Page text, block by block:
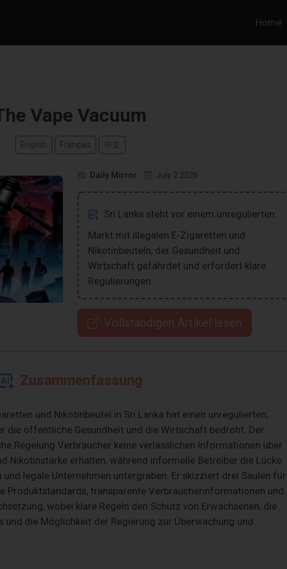
Home
Vape Vacuum
English Français 中文
Daily Mirror July 2 2026
Sri Lanka steht vor einem unregulierten
Markt mit illegalen E‑Zigaretten und
Nikotinbeuteln, der Gesundheit und
Wirtschaft gefährdet und erfordert klare
Regulierungen.
Vollständigen Artikel lesen
Zusammenfassung
und Nikotinbeutel in Sri Lanka hat einen unregulierten,
die öffentliche Gesundheit und die Wirtschaft bedroht. Der
Regelung Verbraucher keine verlässlichen Informationen über
Nikotinstärke erhalten, während informelle Betreiber die Lücke
legale Unternehmen untergraben. Er skizziert drei Säulen für
Produktstandards, transparente Verbraucherinformationen und
wobei klare Regeln den Schutz von Erwachsenen, die
die Möglichkeit der Regierung zur Überwachung und